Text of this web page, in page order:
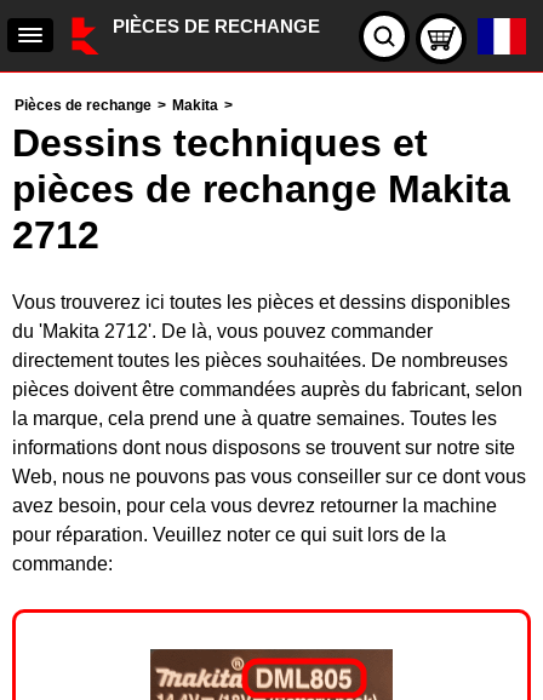
PIÈCES DE RECHANGE
Pièces de rechange > Makita >
Dessins techniques et
pièces de rechange Makita
2712
Vous trouverez ici toutes les pièces et dessins disponibles
du 'Makita 2712'. De là, vous pouvez commander
directement toutes les pièces souhaitées. De nombreuses
pièces doivent être commandées auprès du fabricant, selon
la marque, cela prend une à quatre semaines. Toutes les
informations dont nous disposons se trouvent sur notre site
Web, nous ne pouvons pas vous conseiller sur ce dont vous
avez besoin, pour cela vous devrez retourner la machine
pour réparation. Veuillez noter ce qui suit lors de la
commande: